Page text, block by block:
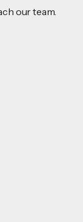
our team.